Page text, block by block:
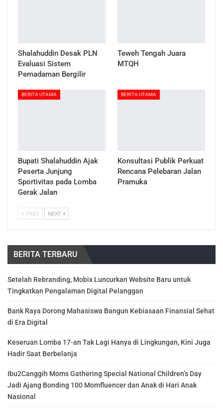
Shalahuddin Desak PLN
Evaluasi Sistem
Pemadaman Bergilir
Teweh Tengah Juara
MTQH
BERITA UTAMA
Bupati Shalahuddin Ajak
Peserta Junjung
Sportivitas pada Lomba
Gerak Jalan
BERITA UTAMA
Konsultasi Publik Perkuat
Rencana Pelebaran Jalan
Pramuka
PREV NEXT
BERITA TERBARU
Setelah Rebranding, Mobix Luncurkan Website Baru untuk
Tingkatkan Pengalaman Digital Pelanggan
Bank Raya Dorong Mahasiswa Bangun Kebiasaan Finansial Sehat
di Era Digital
Keseruan Lomba 17-an Tak Lagi Hanya di Lingkungan, Kini Juga
Hadir Saat Berbelanja
Ibu2Canggih Moms Gathering Special National Children’s Day
Jadi Ajang Bonding 100 Momfluencer dan Anak di Hari Anak
Nasional